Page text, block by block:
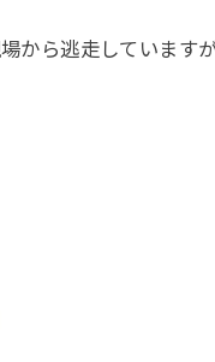
から逃走しています